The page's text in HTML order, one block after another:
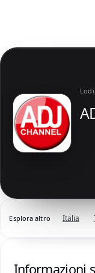
Lodi
Esplora altro Italia
Informazioni